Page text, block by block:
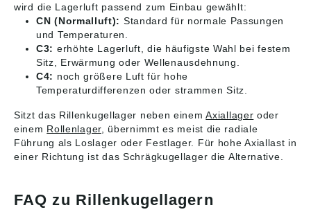
wird die Lagerluft passend zum Einbau gewählt:
CN (Normalluft): Standard für normale Passungen
und Temperaturen.
C3: erhöhte Lagerluft, die häufigste Wahl bei festem
Sitz, Erwärmung oder Wellenausdehnung.
C4: noch größere Luft für hohe
Temperaturdifferenzen oder strammen Sitz.
Sitzt das Rillenkugellager neben einemAxiallager oder
einem Rollenlager, übernimmt es meist die radiale
Führung als Loslager oder Festlager. Für hohe Axiallast in
einer Richtung ist das Schrägkugellager die Alternative.
FAQ zu Rillenkugellagern